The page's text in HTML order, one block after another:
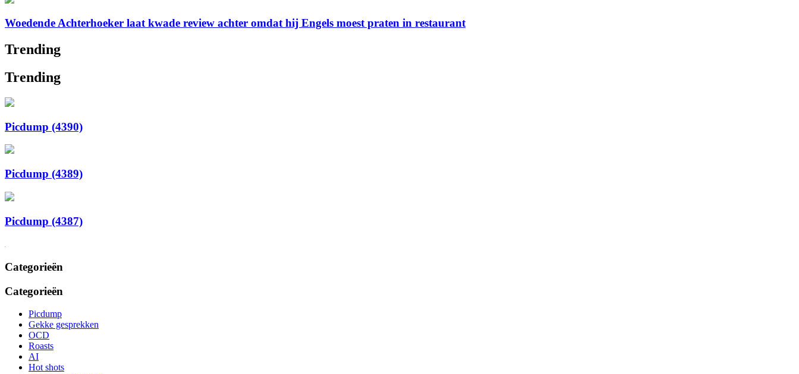
Woedende Achterhoeker laat kwade review achter omdat hij Engels moest praten in restaurant
Trending
Trending
Picdump (4390)
Picdump (4389)
Picdump (4387)
Categorieën
Categorieën
Picdump
Gekke gesprekken
OCD
Roasts
AI
Hot shots